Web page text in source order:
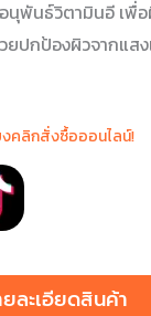
นุพันธ์วิตามินอี เพื่
วยปกป้องผิวจากแส
คลิกสั่งซื้อออนไลน์!
ยละเอียดสินค้า